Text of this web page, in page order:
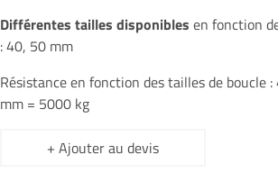
Différentes tailles disponibles en fonction
: 40, 50 mm
Résistance en fonction des tailles de boucle
mm = 5000 kg
+ Ajouter au devis